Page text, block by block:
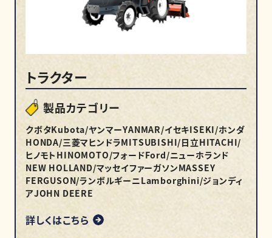
トラクター
製品カテゴリー
クボタKubota/ヤンマーYANMAR/イセキISEKI/ホンダ
HONDA/三菱マヒンドラMITSUBISHI/日立HITACHI/
ヒノモトHINOMOTO/フォードFord/ニューホランド
NEW HOLLAND/マッセイファーガソンMASSEY
FERGUSON/ランボルギーニLamborghini/ジョンディ
アJOHN DEERE
詳しくはこちら